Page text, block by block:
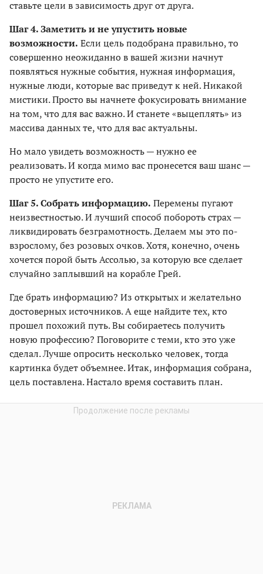
ставьте цели в зависимость друг от друга.
Шаг 4. Заметить и не упустить новые
возможности. Если цель подобрана правильно, то
совершенно неожиданно в вашей жизни начнут
появляться нужные события, нужная информация,
нужные люди, которые вас приведут к ней. Никакой
мистики. Просто вы начнете фокусировать внимание
на том, что для вас важно. И станете «выцеплять» из
массива данных те, что для вас актуальны.
Но мало увидеть возможность — нужно ее
реализовать. И когда мимо вас пронесется ваш шанс —
просто не упустите его.
Шаг 5. Собрать информацию. Перемены пугают
неизвестностью. И лучший способ побороть страх —
ликвидировать безграмотность. Делаем мы это по-
взрослому, без розовых очков. Хотя, конечно, очень
хочется порой быть Ассолью, за которую все сделает
случайно заплывший на корабле Грей.
Где брать информацию? Из открытых и желательно
достоверных источников. А еще найдите тех, кто
прошел похожий путь. Вы собираетесь получить
новую профессию? Поговорите с теми, кто это уже
сделал. Лучше опросить несколько человек, тогда
картинка будет объемнее. Итак, информация собрана,
цель поставлена. Настало время составить план.